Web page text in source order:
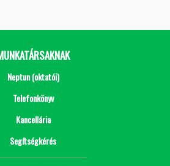
Neptun (oktatói)
Telefonkönyv
Kancellária
Segítségkérés